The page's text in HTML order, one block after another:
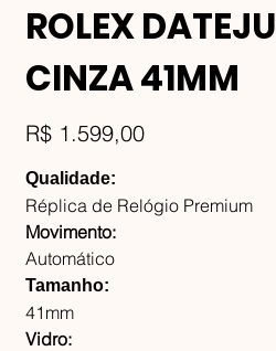
ROLEX
CINZA 41MM
Preço
R$ 1.599,00
Qualidade:
Réplica de Relógio Premium
Movimento:
Automático
Tamanho:
41mm
Vidro: